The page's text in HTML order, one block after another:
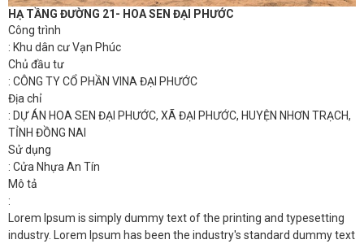
HẠ TẦNG ĐƯỜNG 21- HOA SEN ĐẠI PHƯỚC
Công trình
: Khu dân cư Vạn Phúc
Chủ đầu tư
: CÔNG TY CỔ PHẦN VINA ĐẠI PHƯỚC
Địa chỉ
: DỰ ÁN HOA SEN ĐẠI PHƯỚC, XÃ ĐẠI PHƯỚC, HUYỆN NHƠN TRẠCH,
TỈNH ĐỒNG NAI
Sử dụng
: Cửa Nhựa An Tín
Mô tả
:
Lorem Ipsum is simply dummy text of the printing and typesetting
industry. Lorem Ipsum has been the industry's standard dummy text